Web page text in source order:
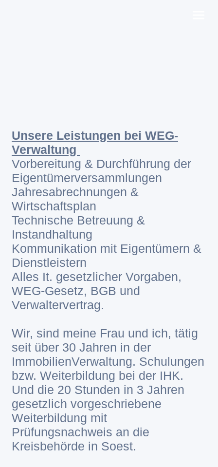
Unsere Leistungen bei WEG-
Verwaltung
Vorbereitung & Durchführung der
Eigentümerversammlungen
Jahresabrechnungen &
Wirtschaftsplan
Technische Betreuung &
Instandhaltung
Kommunikation mit Eigentümern &
Dienstleistern
Alles It. gesetzlicher Vorgaben,
WEG-Gesetz, BGB und
Verwaltervertrag.
Wir, sind meine Frau und ich, tätig
seit über 30 Jahren in der
ImmobilienVerwaltung. Schulungen
bzw. Weiterbildung bei der IHK.
Und die 20 Stunden in 3 Jahren
gesetzlich vorgeschriebene
Weiterbildung mit
Prüfungsnachweis an die
Kreisbehörde in Soest.